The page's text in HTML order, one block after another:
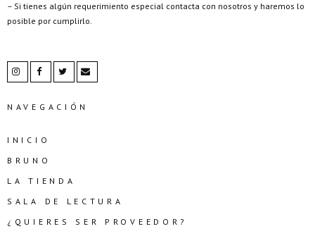
– Si tienes algún requerimiento especial contacta con nosotros y haremos lo
posible por cumplirlo.
NAVEGACIÓN
INICIO
BRUNO
LA TIENDA
SALA DE LECTURA
¿QUIERES SER PROVEEDOR?